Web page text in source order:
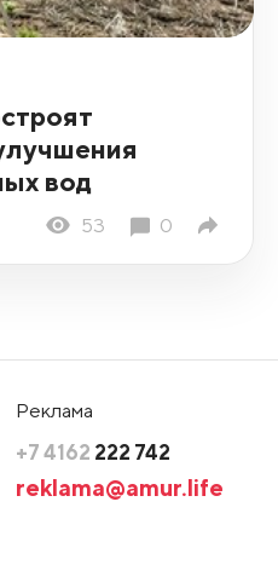
вод
53 0
Реклама
+7 4162 222 742
reklama@amur.life